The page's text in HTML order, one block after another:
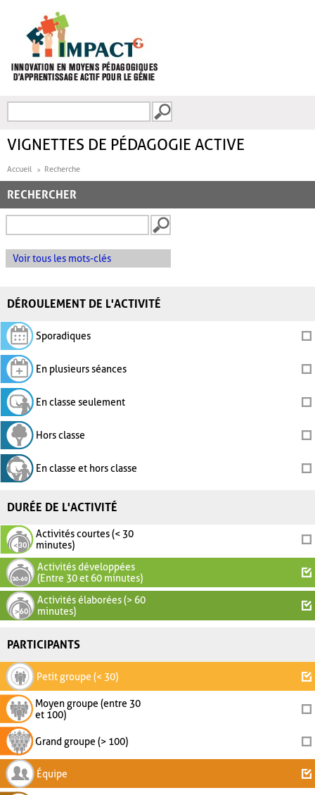
FORMULAIRE DE
VIGNETTES DE PÉDAGOGIE ACTIVE
Accueil Recherche
RECHERCHER
Voir tous les mots-clés
DÉROULEMENT DE L'ACTIVITÉ
Sporadiques
En plusieurs séances
En classe seulement
Hors classe
En classe et hors classe
DURÉE DE L'ACTIVITÉ
Activités courtes (< 30
minutes)
Activités développées
(Entre 30 et 60 minutes)
Activités élaborées (> 60
minutes)
PARTICIPANTS
Petit groupe (< 30)
Moyen groupe (entre 30
et 100)
Grand groupe (> 100)
Équipe